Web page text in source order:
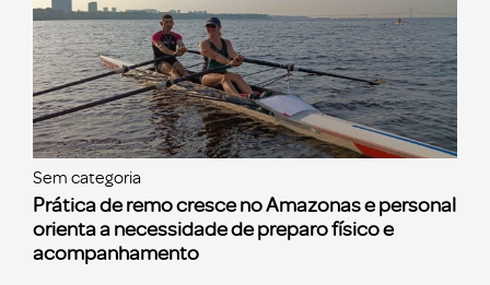
Sem categoria
Prática de remo cresce no Amazonas e personal
orienta a necessidade de preparo físico e
acompanhamento